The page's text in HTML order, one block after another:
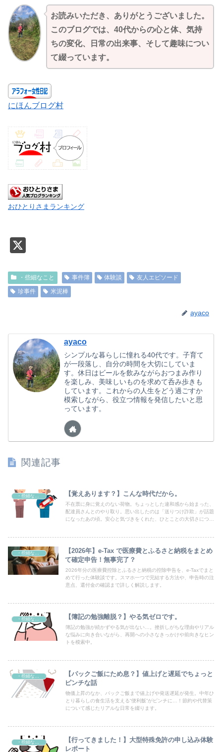
お読みいただき、ありがとうございました。
このブログでは、40代からの心と体、気持
ちの変化、日常の出来事、そして趣味につい
て綴っています。
にほんブログ村
おひとりさまランキング
・些細なこと 事件簿 体験談
友人エピソード
珍事件
米泥棒
ayaco
ayaco
シンプルな暮らしに憧れる40代です。子育て
が一段落し、自分の時間を大切にしていま
す。休日はビールを飲みながらおつまみ作り
を楽しみ、美味しいものを求めて呑み歩きも
しています。これからの人生をどう過ごすか
模索しながら、役立つ情報を発信したいと思
っています。
関連記事
・些細なこと 【覚えあります？】こんな時代だから。
不在票に身に覚えのない荷物。ちょっとした違和感から始まった、
配達員さんとのやり取り。思い出したのは「送りつけ詐欺」が話題
になったあの頃。安心と気づきをくれた、ひとことの大切さについ
【2026年】e-Tax で医療費とふるさと納税をまとめ
て確定申告！無事完了？
2026年分の医療費控除とふるさと納税の控除申告を、e-Taxでまと
めて行った体験談です。スマホ一つで完結する方法や、申告時の注
意点、還付金の確認まで詳しく解説します。
【簿記の勉強離脱？】やる気ゼロです。
簿記の勉強が続かずやる気が出ない…。挫折しがちな理由やリアル
な悩みに向き合いながら、再開への小さなきっかけや前向きなヒン
トを模索中。
【パックご飯にため息？】値上げと遅延でちょっと
ピンチな話
物価上昇のなか、パックご飯まで値上げや発送遅延が発生。中年ひ
とり暮らしの食生活を支える“便利飯”がピンチに…！節約や代替策
について感じたリアルな日常を綴ります。
【行ってきました！】大型特殊免許の申し込み体験
レポート